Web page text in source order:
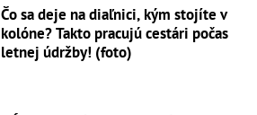
Čo sa deje na diaľnici, kým stojíte v
kolóne? Takto pracujú cestári počas
letnej údržby! (foto)